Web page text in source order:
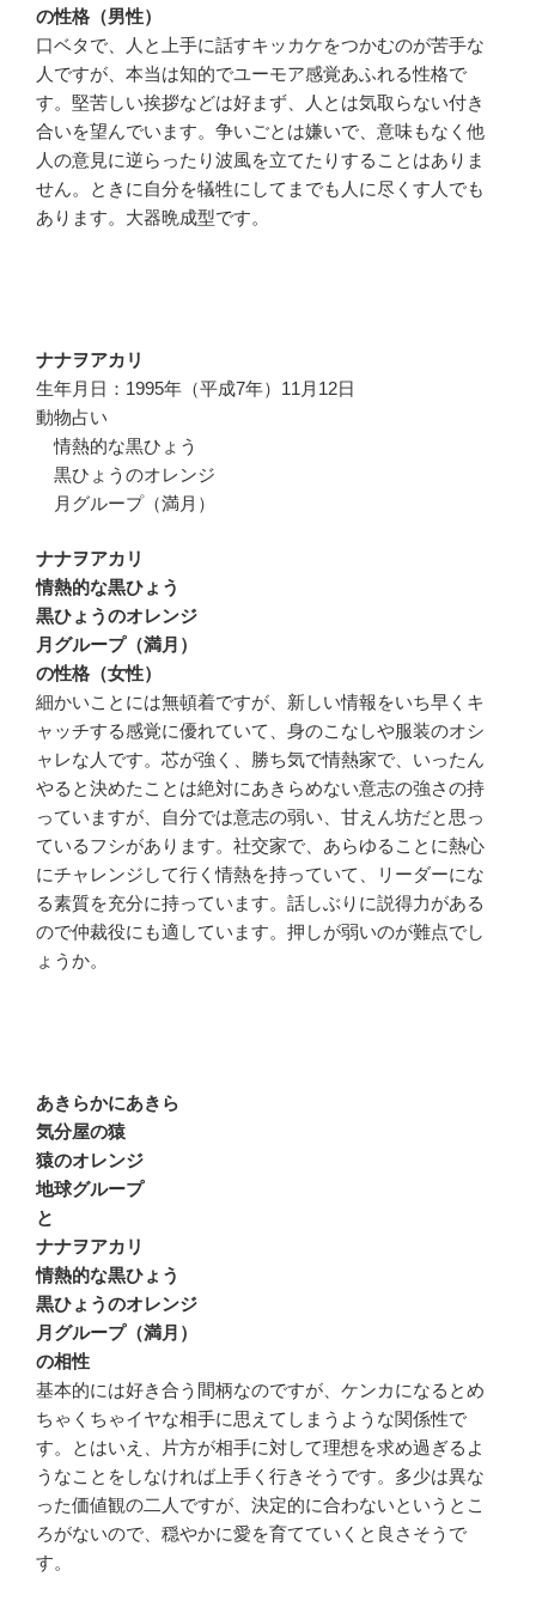
の性格（男性）
口ベタで、人と上手に話すキッカケをつかむのが苦手な
人ですが、本当は知的でユーモア感覚あふれる性格で
す。堅苦しい挨拶などは好まず、人とは気取らない付き
合いを望んでいます。争いごとは嫌いで、意味もなく他
人の意見に逆らったり波風を立てたりすることはありま
せん。ときに自分を犠牲にしてまでも人に尽くす人でも
あります。大器晩成型です。
ナナヲアカリ
生年月日：1995年（平成7年）11月12日
動物占い
情熱的な黒ひょう
黒ひょうのオレンジ
月グループ（満月）
ナナヲアカリ
情熱的な黒ひょう
黒ひょうのオレンジ
月グループ（満月）
の性格（女性）
細かいことには無頓着ですが、新しい情報をいち早くキ
ャッチする感覚に優れていて、身のこなしや服装のオシ
ャレな人です。芯が強く、勝ち気で情熱家で、いったん
やると決めたことは絶対にあきらめない意志の強さの持
っていますが、自分では意志の弱い、甘えん坊だと思っ
ているフシがあります。社交家で、あらゆることに熱心
にチャレンジして行く情熱を持っていて、リーダーにな
る素質を充分に持っています。話しぶりに説得力がある
ので仲裁役にも適しています。押しが弱いのが難点でし
ょうか。
あきらかにあきら
気分屋の猿
猿のオレンジ
地球グループ
と
ナナヲアカリ
情熱的な黒ひょう
黒ひょうのオレンジ
月グループ（満月）
の相性
基本的には好き合う間柄なのですが、ケンカになるとめ
ちゃくちゃイヤな相手に思えてしまうような関係性で
す。とはいえ、片方が相手に対して理想を求め過ぎるよ
うなことをしなければ上手く行きそうです。多少は異な
った価値観の二人ですが、決定的に合わないというとこ
ろがないので、穏やかに愛を育てていくと良さそうで
す。